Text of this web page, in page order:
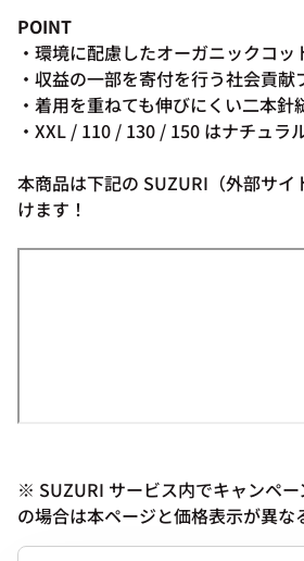
POINT
・環境に配慮したオーガニックコ
・収益の一部を寄付を行う社会貢
・着用を重ねても伸びにくい二本針
・XXL / 110 / 130 / 150 はナチュラ
本商品は下記の SUZURI（外部サイ
けます！
※ SUZURI サービス内でキャンペ
の場合は本ページと価格表示が異な